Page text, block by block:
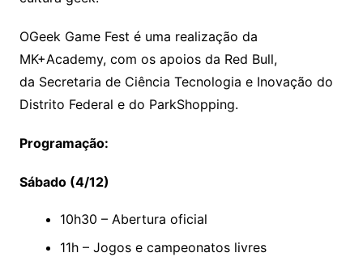
OGeek Game Fest é uma realização da
MK+Academy, com os apoios da Red Bull,
da Secretaria de Ciência Tecnologia e Inovação do
Distrito Federal e do ParkShopping.
Programação:
Sábado (4/12)
10h30 – Abertura oficial
11h – Jogos e campeonatos livres